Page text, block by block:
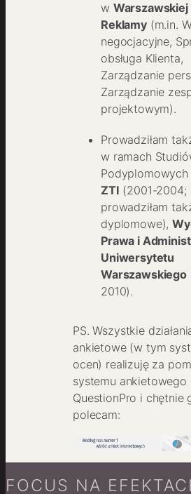
w Warszawskiej
Reklamy(m.in.
negocjacyjne,
obsługa Klienta,
Zarządzanie
Zarządzanie
projektowym).
Prowadziłam
w ramach
Podyplomowych
ZTI (2001-2004;
prowadziłam
dyplomowe),
Prawa i
Uniwersytetu
Warszawskiego
2010).
PS. Wszystkie
ankietowe (w tym
ocen) realizuję za
systemu ankietowego
QuestionPro i chętnie
polecam:
FOCUS NA